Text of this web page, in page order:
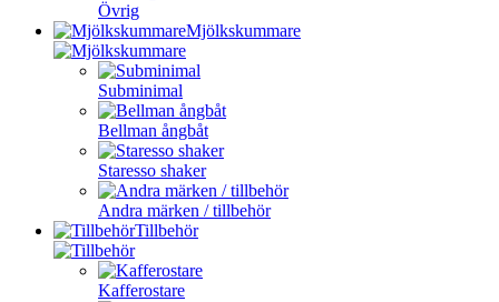
Övrig
Mjölkskummare
Subminimal
Bellman ångbåt
Staresso shaker
Andra märken / tillbehör
Tillbehör
Kafferostare